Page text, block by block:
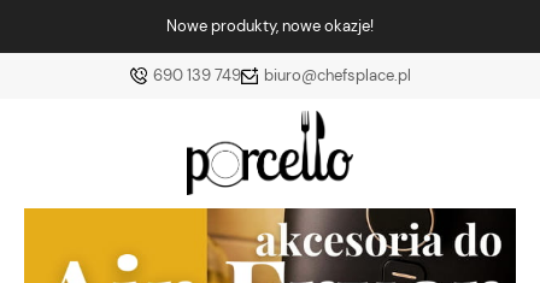
Nowe produkty, nowe okazje!
690 139 749 biuro@chefsplace.pl